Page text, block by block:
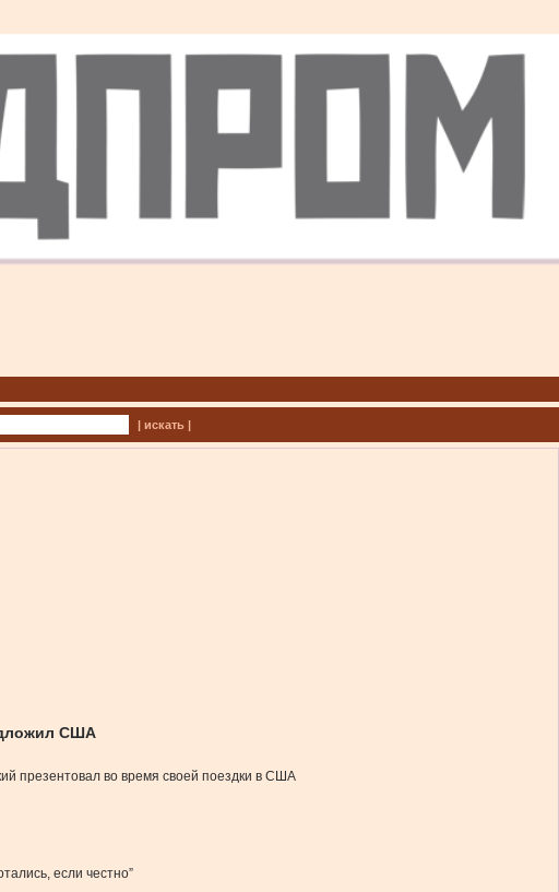
| искать |
США
презентовал во время своей поездки в США
если честно”